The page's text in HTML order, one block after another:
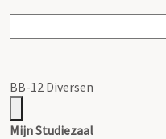
BB-12 Diversen
Mijn Studiezaal